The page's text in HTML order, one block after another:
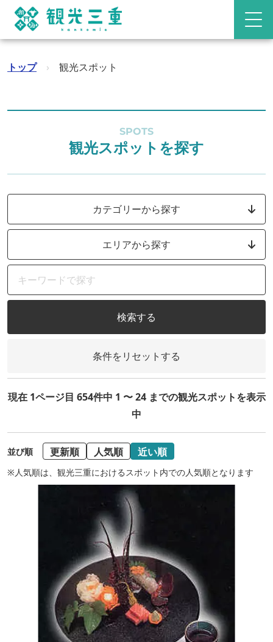
トップ › 観光スポット
SPOTS
観光スポットを探す
カテゴリーから探す
エリアから探す
検索する
条件をリセットする
現在 1ページ目 654件中 1 〜 24 までの観光スポットを表示
中
並び順 更新順 人気順 近い順
※人気順は、観光三重におけるスポット内での人気順となります